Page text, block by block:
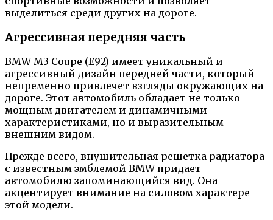
выделиться среди других на дороге.
Агрессивная передняя часть
BMW M3 Coupe (E92) имеет уникальный и
агрессивный дизайн передней части, который
непременно привлечет взгляды окружающих на
дороге. Этот автомобиль обладает не только
мощным двигателем и динамичными
характеристиками, но и выразительным
внешним видом.
Прежде всего, внушительная решетка радиатора
с известным эмблемой BMW придает
автомобилю запоминающийся вид. Она
акцентирует внимание на силовом характере
этой модели.